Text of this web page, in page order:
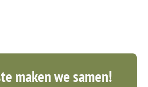
maken we samen!